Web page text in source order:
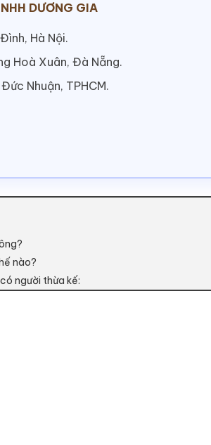
DƯƠNG GIA
Hà Nội.
Hoà Xuân, Đà Nẵng.
Nhuận, TPHCM.
nào?
người thừa kế: